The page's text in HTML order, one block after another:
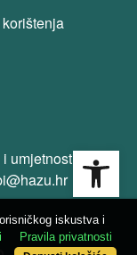
Sva
iskustva i
Pravila privatnosti